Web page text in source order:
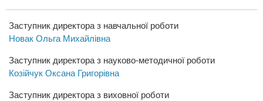
Заступник директора з навчальної роботи
Новак Ольга Михайлівна
Заступник директора з науково-методичної роботи
Козійчук Оксана Григорівна
Заступник директора з виховної роботи